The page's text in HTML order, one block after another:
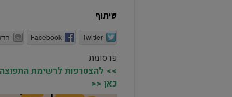
שיתוף
Twitter
Facebook
פרסומת
>> להצטרפות לרשימת
כאן <<